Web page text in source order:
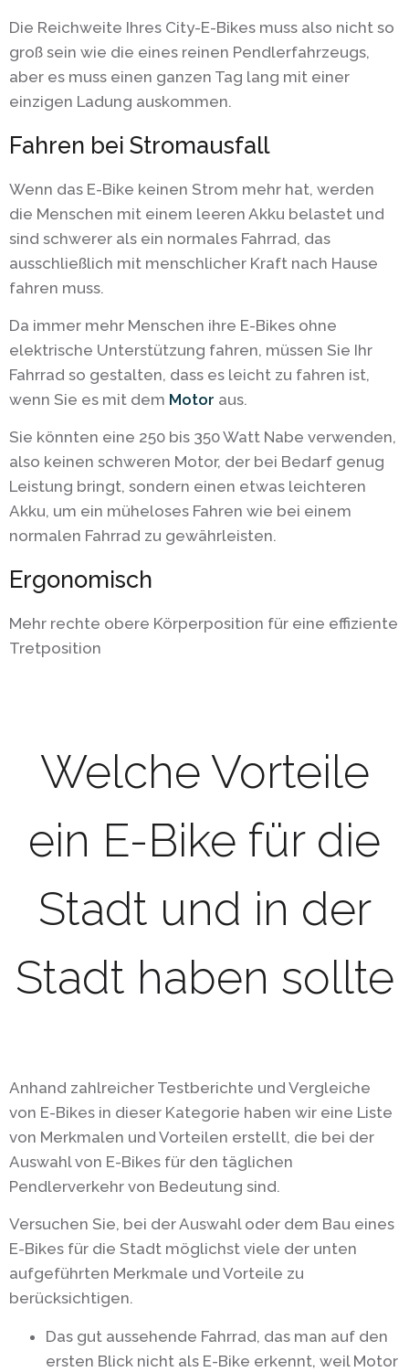
Die Reichweite Ihres City-E-Bikes muss also nicht so
groß sein wie die eines reinen Pendlerfahrzeugs,
aber es muss einen ganzen Tag lang mit einer
einzigen Ladung auskommen.
Fahren bei Stromausfall
Wenn das E-Bike keinen Strom mehr hat, werden
die Menschen mit einem leeren Akku belastet und
sind schwerer als ein normales Fahrrad, das
ausschließlich mit menschlicher Kraft nach Hause
fahren muss.
Da immer mehr Menschen ihre E-Bikes ohne
elektrische Unterstützung fahren, müssen Sie Ihr
Fahrrad so gestalten, dass es leicht zu fahren ist,
wenn Sie es mit dem Motor aus.
Sie könnten eine 250 bis 350 Watt Nabe verwenden,
also keinen schweren Motor, der bei Bedarf genug
Leistung bringt, sondern einen etwas leichteren
Akku, um ein müheloses Fahren wie bei einem
normalen Fahrrad zu gewährleisten.
Ergonomisch
Mehr rechte obere Körperposition für eine effiziente
Tretposition
Welche Vorteile
ein E-Bike für die
Stadt und in der
Stadt haben sollte
Anhand zahlreicher Testberichte und Vergleiche
von E-Bikes in dieser Kategorie haben wir eine Liste
von Merkmalen und Vorteilen erstellt, die bei der
Auswahl von E-Bikes für den täglichen
Pendlerverkehr von Bedeutung sind.
Versuchen Sie, bei der Auswahl oder dem Bau eines
E-Bikes für die Stadt möglichst viele der unten
aufgeführten Merkmale und Vorteile zu
berücksichtigen.
Das gut aussehende Fahrrad, das man auf den
ersten Blick nicht als E-Bike erkennt, weil Motor